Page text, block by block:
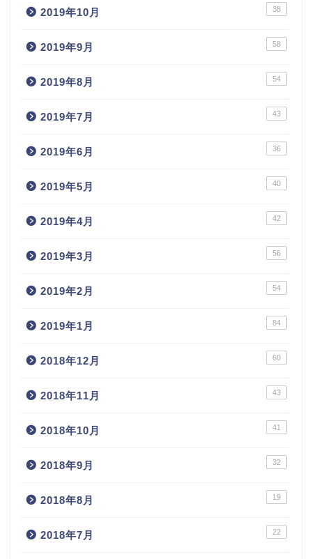
2019年10月 38
2019年9月 58
2019年8月 54
2019年7月 43
2019年6月 36
2019年5月 40
2019年4月 42
2019年3月 56
2019年2月 54
2019年1月 84
2018年12月 60
2018年11月 43
2018年10月 41
2018年9月 32
2018年8月 19
2018年7月 22